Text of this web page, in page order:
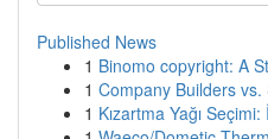
Published News
1 Binomo copyright: A
1 Company Builders
1 Kızartma Yağı